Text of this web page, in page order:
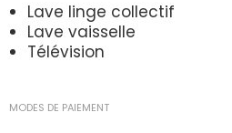
Lave linge collectif
Lave vaisselle
Télévision
MODES DE PAIEMENT